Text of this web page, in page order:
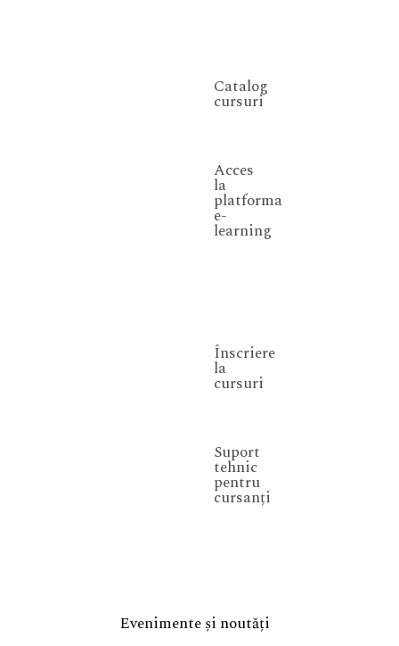
Catalog
cursuri
Acces
la
platforma
e-
learning
Înscriere
la
cursuri
Suport
tehnic
pentru
cursanți
Evenimente și noutăți